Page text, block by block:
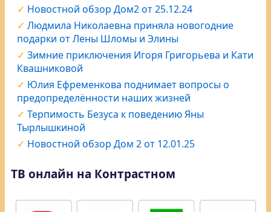
Новостной обзор Дом2 от 25.12.24
Людмила Николаевна приняла новогодние
подарки от Лены Шломы и Элины
Зимние приключения Игоря Григорьева и Кати
Квашниковой
Юлия Ефременкова поднимает вопросы о
предопределённости наших жизней
Терпимость Безуса к поведению Яны
Тырлышкиной
Новостной обзор Дом 2 от 12.01.25
ТВ онлайн на Контрастном